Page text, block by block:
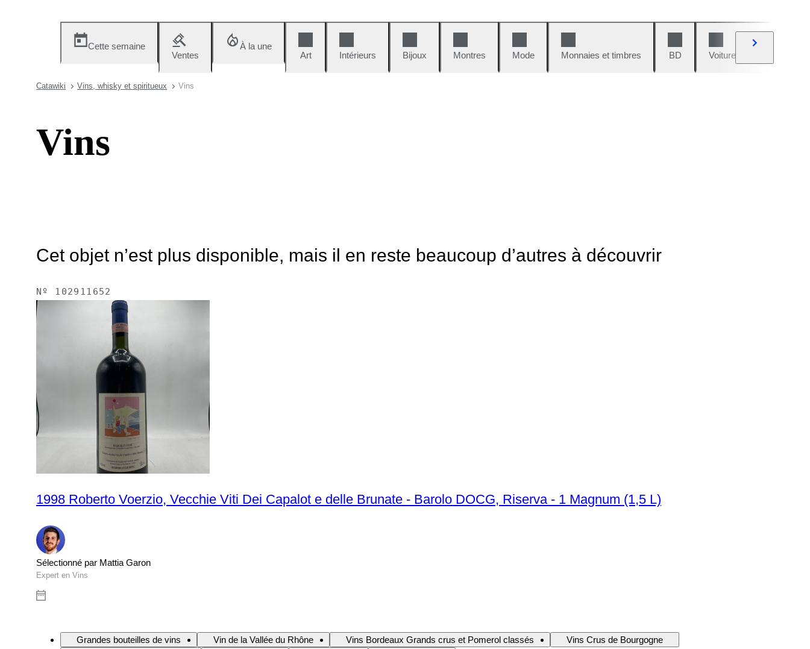
Cette semaine
Ventes
À la une
Art
Intérieurs Bijoux Montres Mode Monnaies et timbres BD Voitures et motos
Catawiki Vins, whisky et spiritueux Vins
Vins
Cet objet n’est plus disponible, mais il en reste beaucoup d’autres à découvrir
Nº 102911652
1998 Roberto Voerzio, Vecchie Viti Dei Capalot e delle Brunate - Barolo DOCG, Riserva - 1 Magnum (1,5 L)
Sélectionné par Mattia Garon
Expert en Vins
Grandes bouteilles de vins Vin de la Vallée du Rhône Vins Bordeaux Grands crus et Pomerol classés
Vins Crus de Bourgogne